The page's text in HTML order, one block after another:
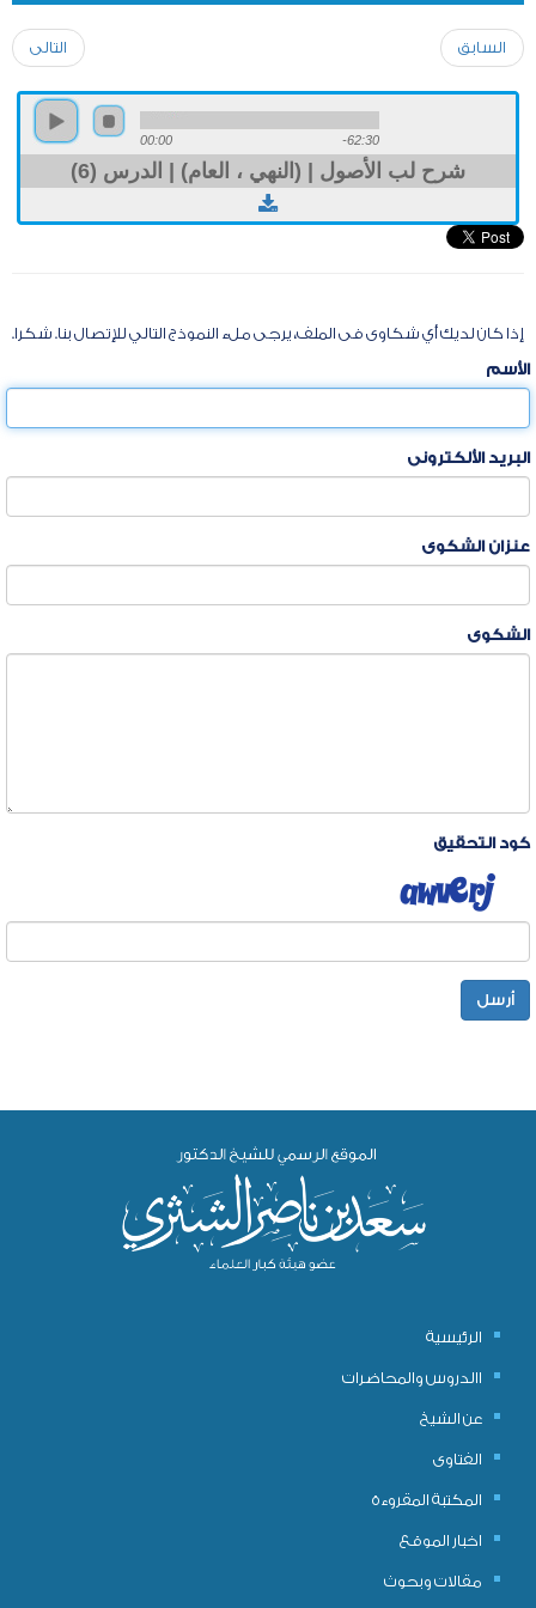
السابق التالى
00:00 -62:30
شرح لب الأصول | (النهي ، العام) | الدرس (6)
إذا كان لديك أي شكاوى فى الملف، يرجى ملء النموذج التالي للإتصال بنا. شكرا.
الأسم
البريد الألكترونى
عنزان الشكوى
الشكوى
كود التحقيق
أرسل
الرئيسية
االدروس والمحاضرات
عن الشيخ
الفتاوى
المكتبة المقروءة
اخبار الموقع
مقالات وبحوث